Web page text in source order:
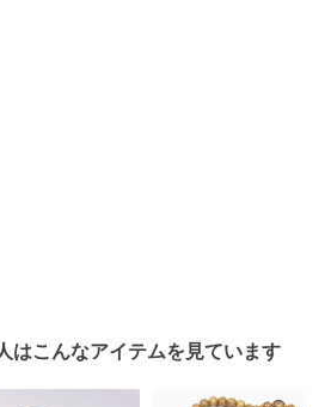
はこんなアイテムを見ています